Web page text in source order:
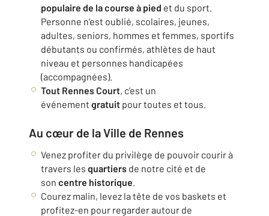
populaire de la course à pied et du sport.
Personne n’est oublié, scolaires, jeunes,
adultes, seniors, hommes et femmes, sportifs
débutants ou confirmés, athlètes de haut
niveau et personnes handicapées
(accompagnées).
Tout Rennes Court, c’est un
événement gratuit pour toutes et tous.
Au cœur de la Ville de Rennes
Venez profiter du privilège de pouvoir courir à
travers les quartiers de notre cité et de
son centre historique.
Courez malin, levez la tête de vos baskets et
profitez-en pour regarder autour de